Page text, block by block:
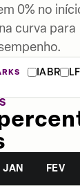
0% no
curva para
IABR
JAN FEV